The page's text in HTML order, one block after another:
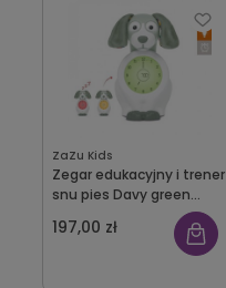
ZaZu Kids
Zegar edukacyjny i trener
snu pies Davy green
197,00 zł